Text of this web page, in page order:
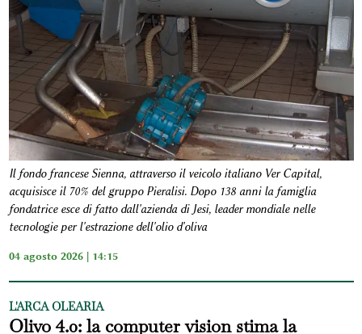
Il fondo francese Sienna, attraverso il veicolo italiano Ver Capital,
acquisisce il 70% del gruppo Pieralisi. Dopo 138 anni la famiglia
fondatrice esce di fatto dall'azienda di Jesi, leader mondiale nelle
tecnologie per l'estrazione dell'olio d'oliva
04 agosto 2026 | 14:15
L'ARCA OLEARIA
Olivo 4.0: la computer vision stima la